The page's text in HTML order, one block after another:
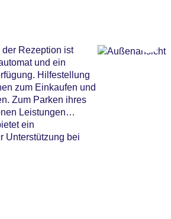
Rezeption ist
und ein
Hilfestellung
zum Einkaufen und
Zum Parken ihres
Leistungen
ein
Unterstützung bei